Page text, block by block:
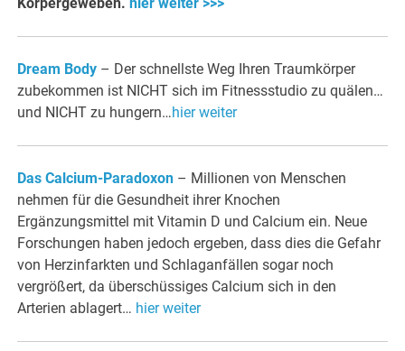
Dream Body – Der schnellste Weg Ihren Traumkörper
zubekommen ist NICHT sich im Fitnessstudio zu quälen…
und NICHT zu hungern…hier weiter
Das Calcium-Paradoxon – Millionen von Menschen
nehmen für die Gesundheit ihrer Knochen
Ergänzungsmittel mit Vitamin D und Calcium ein. Neue
Forschungen haben jedoch ergeben, dass dies die Gefahr
von Herzinfarkten und Schlaganfällen sogar noch
vergrößert, da überschüssiges Calcium sich in den
Arterien ablagert… hier weiter